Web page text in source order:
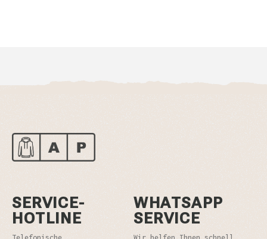
SERVICE-
HOTLINE
WHATSAPP
SERVICE